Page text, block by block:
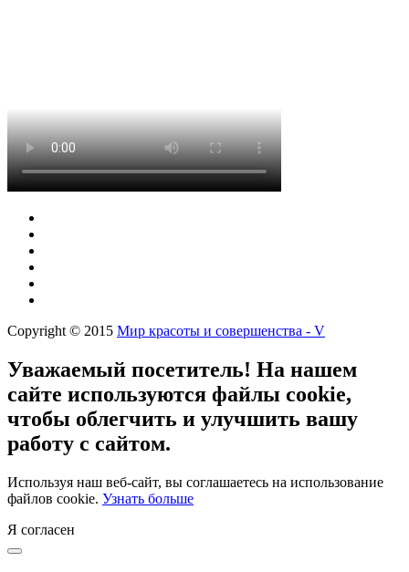
Copyright © 2015 Мир красоты и совершенства - V
Уважаемый посетитель! На нашем
сайте используются файлы cookie,
чтобы облегчить и улучшить вашу
работу с сайтом.
Используя наш веб-сайт, вы соглашаетесь на использование
файлов cookie. Узнать больше
Я согласен